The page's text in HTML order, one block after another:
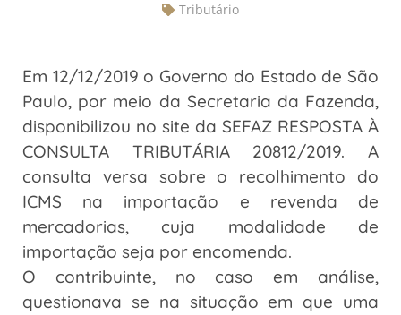
Tributário
Em 12/12/2019 o Governo do Estado de São
Paulo, por meio da Secretaria da Fazenda,
disponibilizou no site da SEFAZ RESPOSTA À
CONSULTA TRIBUTÁRIA 20812/2019. A
consulta versa sobre o recolhimento do
ICMS na importação e revenda de
mercadorias, cuja modalidade de
importação seja por encomenda.
O contribuinte, no caso em análise,
questionava se na situação em que uma